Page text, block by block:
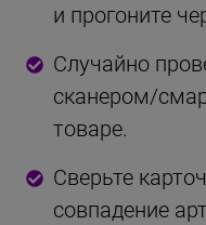
и прогоните
Случайно
сканером/
товаре.
Сверьте
совпадение